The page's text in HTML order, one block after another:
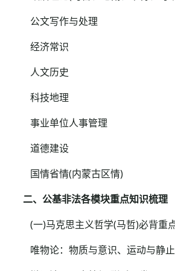
公文写作与处理
经济常识
人文历史
科技地理
事业单位人事管理
道德建设
国情省情(内蒙古区情)
二、公基非法各模块重点知识梳理
(一)马克思主义哲学(马哲)必背重
唯物论：物质与意识、运动与静止